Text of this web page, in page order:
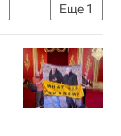
Еще 1